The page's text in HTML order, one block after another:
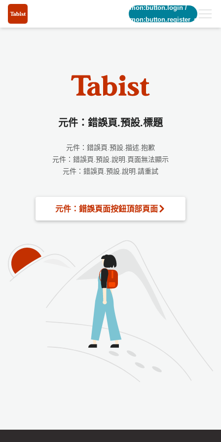
common:button.login/
common:button.register_short
元件：錯誤頁.預設.標題
元件：錯誤頁.預設.描述.抱歉
元件：錯誤頁.預設.說明.頁面無法顯示
元件：錯誤頁.預設.說明.請重試
元件：錯誤頁面按鈕頂部頁面